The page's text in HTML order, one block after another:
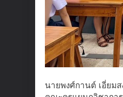
นายพงศ์กานต์ เอี่ยม